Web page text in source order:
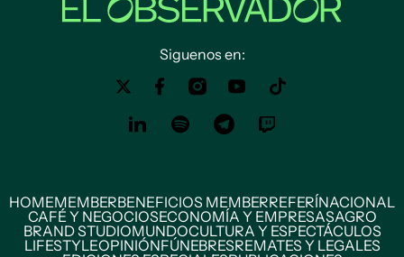
Siguenos en:
HOMEMEMBERBENEFICIOS MEMBERREFERÍNACIONAL
CAFÉ Y NEGOCIOSECONOMÍA Y EMPRESASAGRO
BRAND STUDIOMUNDOCULTURA Y ESPECTÁCULOS
LIFESTYLEOPINIÓNFÚNEBRESREMATES Y LEGALES